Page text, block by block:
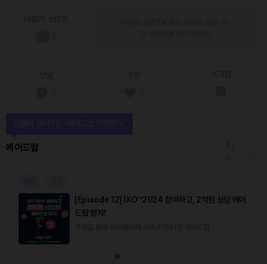
에어드랍
[Episode 12] IXO™2024 참여하고, 2억원 상당 에어
드랍 받자!